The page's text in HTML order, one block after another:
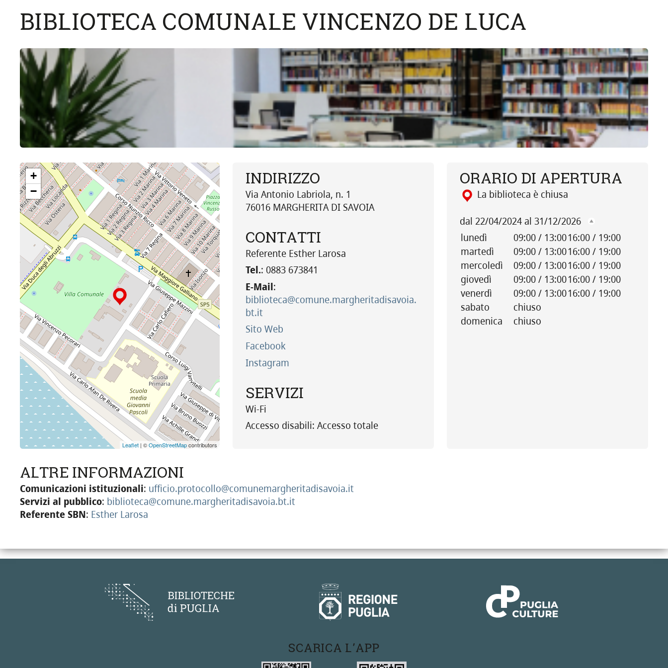
BIBLIOTECA COMUNALE VINCENZO DE LUCA
+
−
Leaflet | ©OpenStreetMapcontributors
INDIRIZZO
Via Antonio Labriola, n. 1
76016 MARGHERITA DI SAVOIA
CONTATTI
Referente Esther Larosa
Tel.: 0883 673841
E-Mail:
biblioteca@comune.margheritadisavoia.
bt.it
Sito Web
Facebook
Instagram
SERVIZI
Wi-Fi
Accesso disabili: Accesso totale
ORARIO DI APERTURA
La biblioteca è chiusa
dal 22/04/2024 al 31/12/2026
lunedì
09:00 / 13:0016:00 / 19:00
martedì
09:00 / 13:0016:00 / 19:00
mercoledì
09:00 / 13:0016:00 / 19:00
giovedì
09:00 / 13:0016:00 / 19:00
venerdì
09:00 / 13:0016:00 / 19:00
sabato
chiuso
domenica
chiuso
ALTRE INFORMAZIONI
Comunicazioni istituzionali: ufficio.protocollo@comunemargheritadisavoia.it
Servizi al pubblico: biblioteca@comune.margheritadisavoia.bt.it
Referente SBN: Esther Larosa
SCARICA L'APP